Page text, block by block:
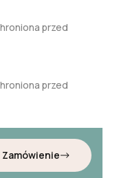
przed
przed
Zamówienie